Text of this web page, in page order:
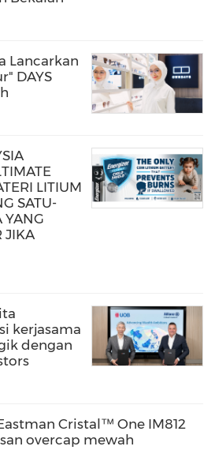
BMS, GSK, Zoetis, dan
. Untuk laporan Alam
Tadbir Urus (ESG) terkini
ESG Syngene.
Limited
Khalifeh
/ +44 (0) 7834784764
Lancarkan
DAYS
LITIUM
SATU-
YANG
JIKA
kerjasama
dengan
Cristal™ One IM812
overcap mewah